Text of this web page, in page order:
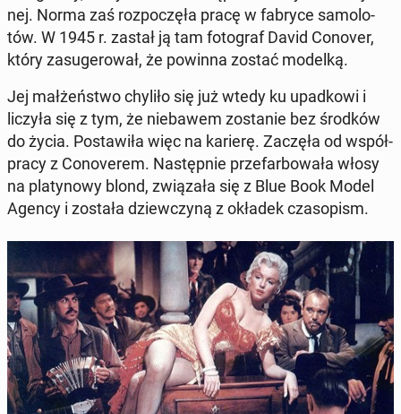
nej. Norma zaś roz­po­czę­ła pracę w fabryce sa­mo­lo­
tów. W 1945 r. zastał ją tam fo­to­graf David Conover,
który za­su­ge­ro­wał, że powinna zostać modelką.
Jej mał­żeń­stwo chyliło się już wtedy ku upad­ko­wi i
liczyła się z tym, że nie­ba­wem zo­sta­nie bez środków
do życia. Po­sta­wi­ła więc na karierę. Zaczęła od współ­
pra­cy z Co­no­ve­rem. Na­stęp­nie prze­far­bo­wa­ła włosy
na pla­ty­no­wy blond, zwią­za­ła się z Blue Book Model
Agency i została dziew­czy­ną z okładek cza­so­pism.